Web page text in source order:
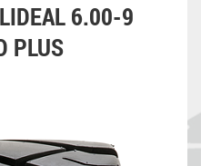
6.00-9
PLUS